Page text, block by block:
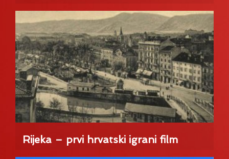
Rijeka – prvi hrvatski igrani film